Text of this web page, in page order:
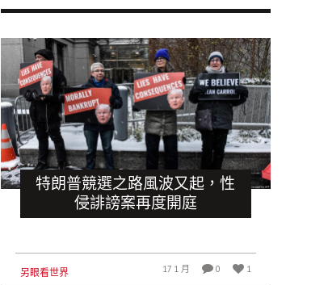
特朗普競選之路風波又起，性
侵誹謗案再度開庭
另眼看世界 17 1 月 0 1